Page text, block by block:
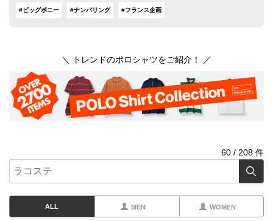
#ビッグポニー #ナンバリング #フランス企画
＼ トレンドのポロシャツをご紹介！ ／
60 / 208 件
ALL MEN WOMEN